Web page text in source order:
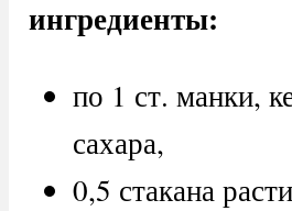
ингредиенты:
по 1 ст. манки,
сахара,
0,5 стакана